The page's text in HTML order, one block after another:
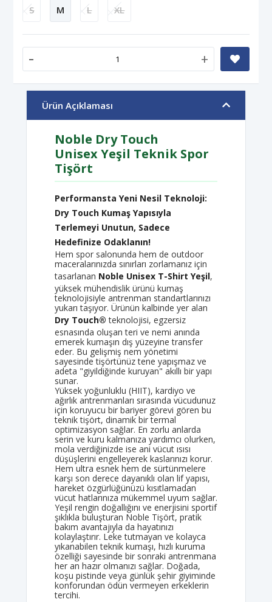
S M L XL
- +
Ürün Açıklaması
Noble Dry Touch
Unisex Yeşil Teknik Spor
Tişört
Performansta Yeni Nesil Teknoloji:
Dry Touch Kumaş Yapısıyla
Terlemeyi Unutun, Sadece
Hedefinize Odaklanın!
Hem spor salonunda hem de outdoor
maceralarınızda sınırları zorlamanız için
tasarlanan Noble Unisex T-Shirt Yeşil,
yüksek mühendislik ürünü kumaş
teknolojisiyle antrenman standartlarınızı
yukarı taşıyor. Ürünün kalbinde yer alan
Dry Touch® teknolojisi, egzersiz
esnasında oluşan teri ve nemi anında
emerek kumaşın dış yüzeyine transfer
eder. Bu gelişmiş nem yönetimi
sayesinde tişörtünüz tene yapışmaz ve
adeta "giyildiğinde kuruyan" akıllı bir yapı
sunar.
Yüksek yoğunluklu (HIIT), kardiyo ve
ağırlık antrenmanları sırasında vücudunuz
için koruyucu bir bariyer görevi gören bu
teknik tişört, dinamik bir termal
optimizasyon sağlar. En zorlu anlarda
serin ve kuru kalmanıza yardımcı olurken,
mola verdiğinizde ise ani vücut ısısı
düşüşlerini engelleyerek kaslarınızı korur.
Hem ultra esnek hem de sürtünmelere
karşı son derece dayanıklı olan lif yapısı,
hareket özgürlüğünüzü kısıtlamadan
vücut hatlarınıza mükemmel uyum sağlar.
Yeşil rengin doğallığını ve enerjisini sportif
şıklıkla buluşturan Noble Tişört, pratik
bakım avantajıyla da hayatınızı
kolaylaştırır. Leke tutmayan ve kolayca
yıkanabilen teknik kumaşı, hızlı kuruma
özelliği sayesinde bir sonraki antrenmana
her an hazır olmanızı sağlar. Doğada,
koşu pistinde veya günlük şehir giyiminde
konforundan ödün vermeyen erkeklerin
tercihi.